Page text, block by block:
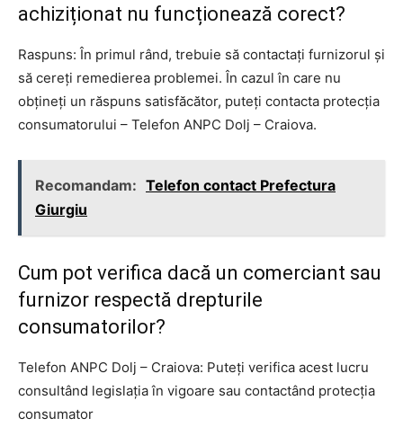
achiziționat nu funcționează corect?
Raspuns: În primul rând, trebuie să contactați furnizorul și
să cereți remedierea problemei. În cazul în care nu
obțineți un răspuns satisfăcător, puteți contacta protecția
consumatorului – Telefon ANPC Dolj – Craiova.
Recomandam: Telefon contact Prefectura
Giurgiu
Cum pot verifica dacă un comerciant sau
furnizor respectă drepturile
consumatorilor?
Telefon ANPC Dolj – Craiova: Puteți verifica acest lucru
consultând legislația în vigoare sau contactând protecția
consumator